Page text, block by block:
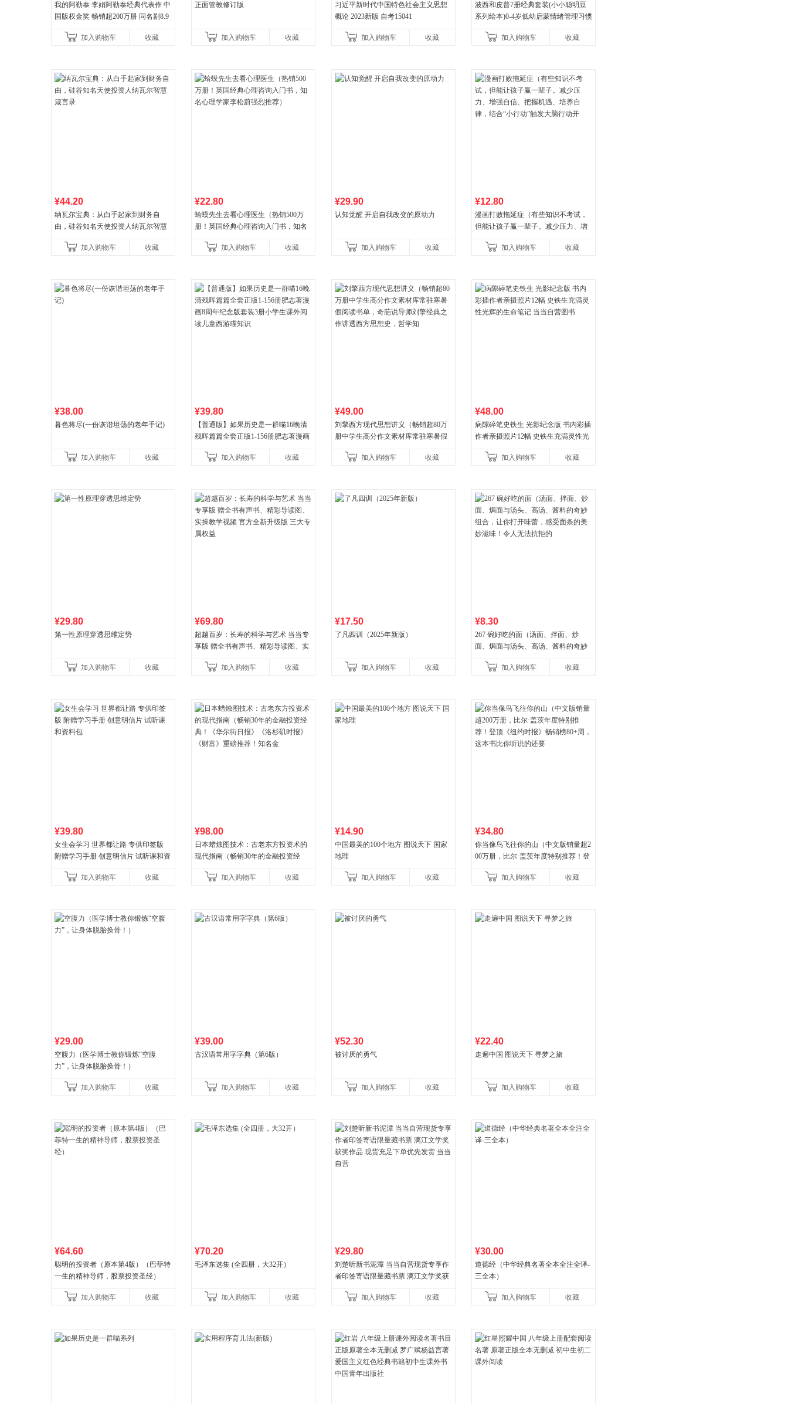
我的阿勒泰 李娟阿勒泰经典代表作 中
国版权金奖 畅销超200万册 同名剧8.9
加入购物车
收藏
正面管教修订版
加入购物车 收藏
习近平新时代中国特色社会主义思想
概论 2023新版 自考15041
加入购物车 收藏
波西和皮普7册经典套装(小小聪明豆
系列绘本)0-4岁低幼启蒙情绪管理习惯
养好品质，发现快
加入购物车 收藏
¥44.20
纳瓦尔宝典：从白手起家到财务自
由，硅谷知名天使投资人纳瓦尔智慧
加入购物车
收藏
¥22.80
蛤蟆先生去看心理医生（热销500万
册！英国经典心理咨询入门书，知名
加入购物车
收藏
¥29.90
认知觉醒 开启自我改变的原动力
加入购物车 收藏
¥12.80
漫画打败拖延症（有些知识不考试，
但能让孩子赢一辈子。减少压力、增
合“小行动”触发大脑行动开
加入购物车 收藏
¥38.00
暮色将尽(一份诙谐坦荡的老年手记)
加入购物车 收藏
¥39.80
【普通版】如果历史是一群喵16晚清
残晖篇篇全套正版1-156册肥志著漫画
儿童西游喵知识
加入购物车 收藏
¥49.00
刘擎西方现代思想讲义（畅销超80万
册中学生高分作文素材库常驻寒暑假
讲透西方思想史，哲学知
加入购物车 收藏
¥48.00
病隙碎笔史铁生 光影纪念版 书内彩插
作者亲摄照片12幅 史铁生充满灵性光
加入购物车
收藏
¥29.80
第一性原理穿透思维定势
加入购物车 收藏
¥69.80
超越百岁：长寿的科学与艺术 当当专
享版 赠全书有声书、精彩导读图、实
权益
加入购物车 收藏
¥17.50
了凡四训（2025年新版）
加入购物车 收藏
¥8.30
267 碗好吃的面（汤面、拌面、炒
面、焗面与汤头、高汤、酱料的奇妙
妙滋味！令人无法抗拒的
加入购物车 收藏
¥39.80
女生会学习 世界都让路 专供印签版
附赠学习手册 创意明信片 试听课和资
加入购物车
收藏
¥98.00
日本蜡烛图技术：古老东方投资术的
现代指南（畅销30年的金融投资经
《财富》重磅推荐！知名金
加入购物车 收藏
¥14.90
中国最美的100个地方 图说天下 国家
地理
加入购物车 收藏
¥34.80
你当像鸟飞往你的山（中文版销量超2
00万册，比尔·盖茨年度特别推荐！登
比你听说的还要
加入购物车 收藏
¥29.00
空腹力（医学博士教你锻炼“空腹
力”，让身体脱胎换骨！）
加入购物车 收藏
¥39.00
古汉语常用字字典（第6版）
加入购物车 收藏
¥52.30
被讨厌的勇气
加入购物车 收藏
¥22.40
走遍中国 图说天下 寻梦之旅
加入购物车 收藏
¥64.60
聪明的投资者（原本第4版）（巴菲特
一生的精神导师，股票投资圣经）
加入购物车 收藏
¥70.20
毛泽东选集 (全四册，大32开）
加入购物车 收藏
¥29.80
刘楚昕新书泥潭 当当自营现货专享作
者印签寄语限量藏书票 漓江文学奖获
加入购物车 收藏
¥30.00
道德经（中华经典名著全本全注全译-
三全本）
加入购物车 收藏